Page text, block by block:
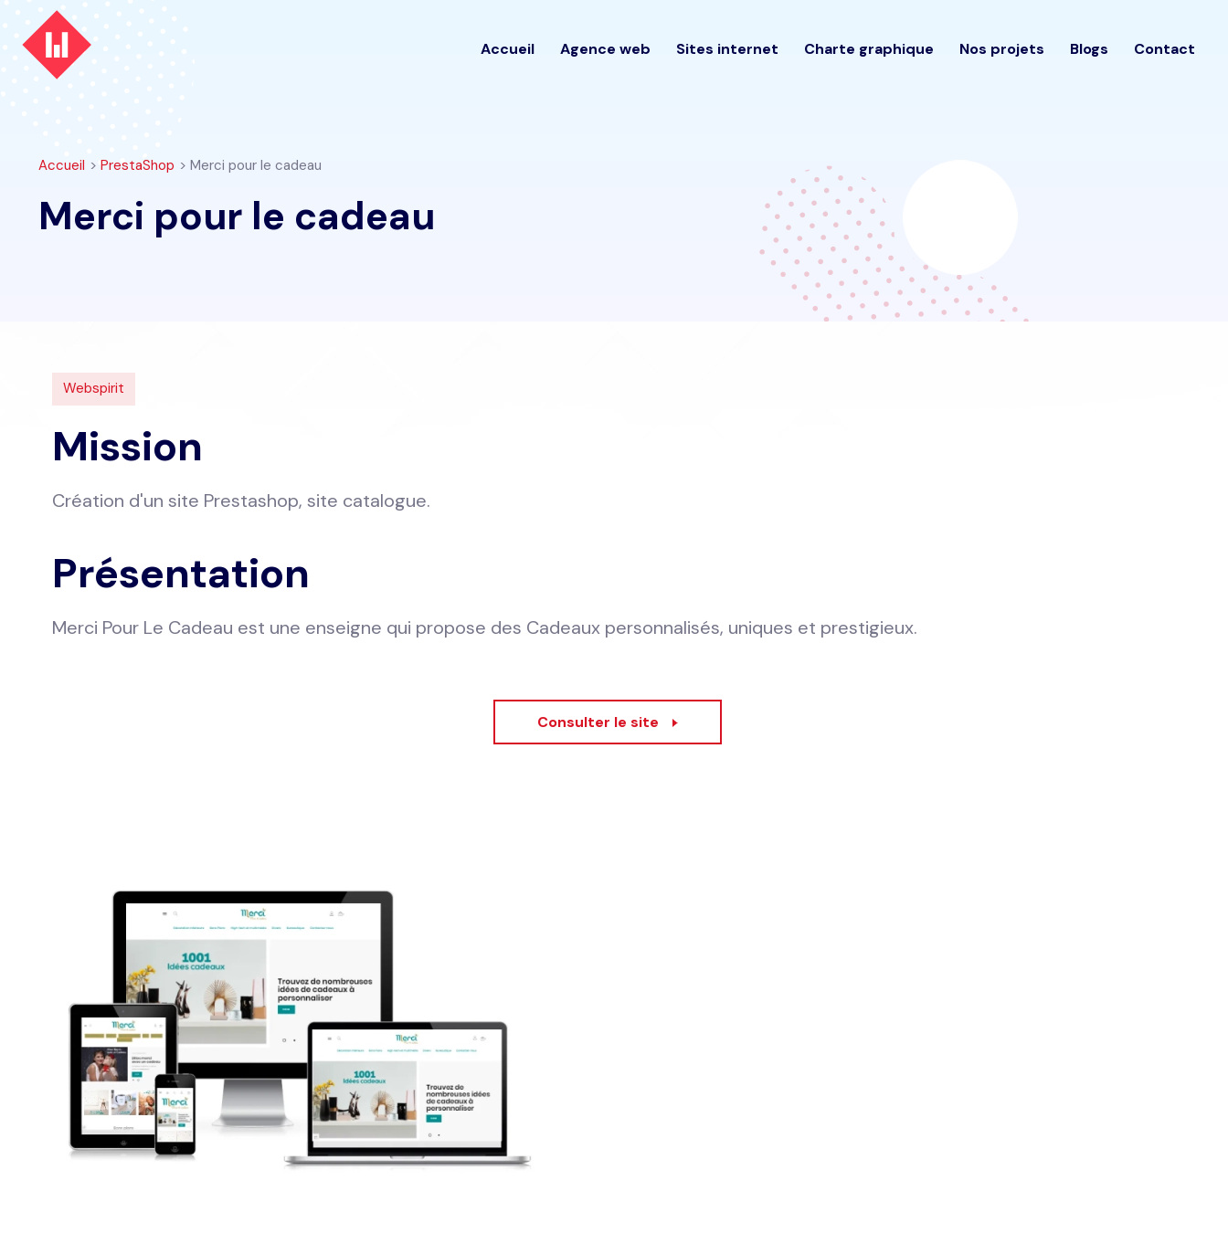
Accueil Agence web Sites internet Charte graphique Nos projets Blogs Contact
Accueil > PrestaShop > Merci pour le cadeau
Merci pour le cadeau
Webspirit
Mission
Création d'un site Prestashop, site catalogue.
Présentation
Merci Pour Le Cadeau est une enseigne qui propose des Cadeaux personnalisés, uniques et prestigieux.
Consulter le site